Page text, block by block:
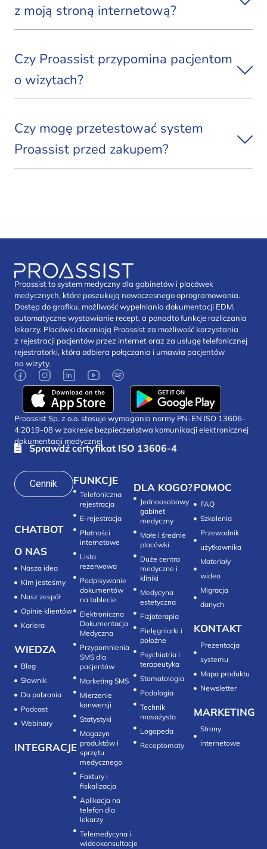
z moją stroną internetową?
Czy Proassist przypomina pacjentom
o wizytach?
Czy mogę przetestować system
Proassist przed zakupem?
Proassist to system medyczny dla gabinetów i placówek
medycznych, które poszukują nowoczesnego oprogramowania.
Dostęp do grafiku, możliwość wypełniania dokumentacji EDM,
automatyczne wystawianie recept, a ponadto funkcje rozliczania
lekarzy. Placówki doceniają Proassist za możliwość korzystania
z rejestracji pacjentów przez internet oraz za usługę telefonicznej
rejestratorki, która odbiera połączania i umawia pacjentów
na wizyty.
Proassist Sp. z o.o. stosuje wymagania normy PN-EN ISO 13606-
4:2019-08 w zakresie bezpieczeństwa komunikacji elektronicznej
dokumentacji medycznej
Sprawdź certyfikat ISO 13606-4
Cennik
CHATBOT
O NAS
Nasza idea
Kim jesteśmy
Nasz zespół
Opinie klientów
Kariera
WIEDZA
Blog
Słownik
Do pobrania
Podcast
Webinary
INTEGRACJE
FUNKCJE
Telefoniczna
rejestracja
E-rejestracja
Płatności
internetowe
Lista
rezerwowa
Podpisywanie
dokumentów
na tablecie
Elektroniczna
Dokumentacja
Medyczna
Przypomnienia
SMS dla
pacjentów
Marketing SMS
Mierzenie
konwersji‎
Statystyki
Magazyn
produktów i
sprzętu
medycznego
Faktury i
fiskalizacja
Aplikacja na
telefon dla
lekarzy
Telemedycyna i
wideokonsultacje‎
DLA KOGO?
Jednoosobowy
gabinet
medyczny
Małe i średnie
placówki
Duże centra
medyczne i
kliniki
Medycyna
estetyczna
Fizjoterapia
Pielęgniarki i
położne
Psychiatria i
terapeutyka
Stomatologia
Technik
masażysta
Logopeda
POMOC
FAQ
Szkolenia
Przewodnik
użytkownika
Materiały
wideo
Migracja
danych
KONTAKT
Prezentacja
systemu
Mapa produktu
Newsletter
MARKETING
Strony
internetowe